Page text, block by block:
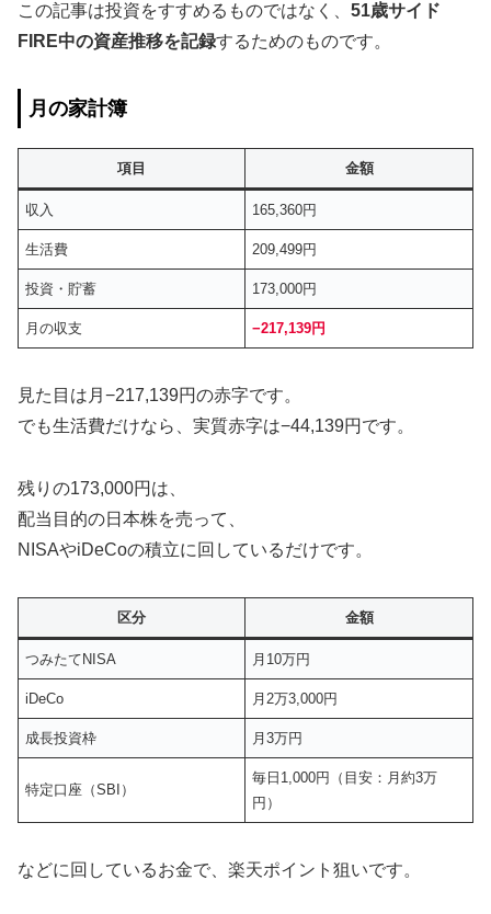
この記事は投資をすすめるものではなく、 51歳サイド
FIRE中の資産推移を記録するためのものです。
月の家計簿
項目 金額
収入 165,360円
生活費 209,499円
投資・貯蓄 173,000円
月の収支 −217,139円
見た目は月−217,139円の赤字です。
でも生活費だけなら、実質赤字は−44,139円です。
残りの173,000円は、
配当目的の日本株を売って、
NISAやiDeCoの積立に回しているだけです。
区分 金額
つみたてNISA 月10万円
iDeCo 月2万3,000円
成長投資枠 月3万円
特定口座（SBI）
毎日1,000円（目安：月約3万
円）
などに回しているお金で、楽天ポイント狙いです。